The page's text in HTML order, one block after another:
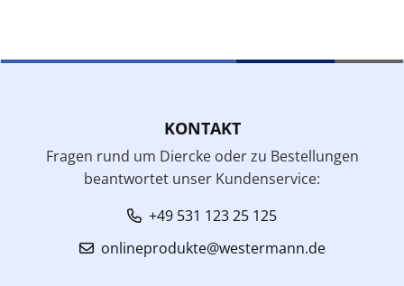
KONTAKT
Fragen rund um Diercke oder zu Bestellungen
beantwortet unser Kundenservice:
+49 531 123 25 125
onlineprodukte@westermann.de